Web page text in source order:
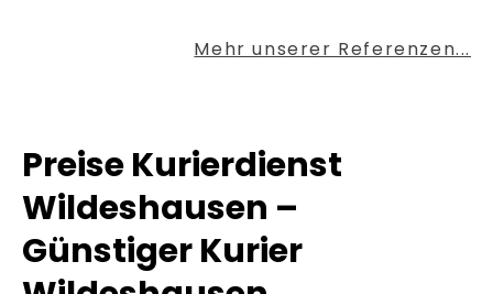
Mehr unserer Referenzen...
Preise Kurierdienst
Wildeshausen –
Günstiger Kurier